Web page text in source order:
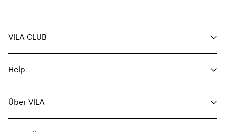
VILA CLUB
Mitglied werden
Mein Account
Bestellung verfolgen
Help
Hier zurückgeben
Lieferoptionen
Über VILA